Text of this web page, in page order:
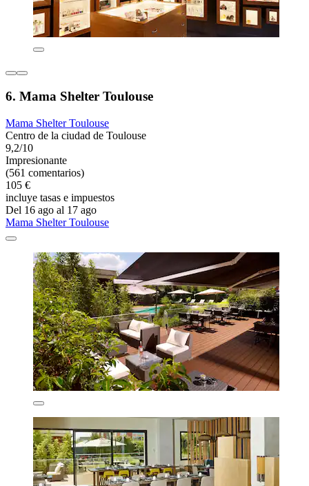
6. Mama Shelter Toulouse
Mama Shelter Toulouse
Centro de la ciudad de Toulouse
9,2/10
Impresionante
(561 comentarios)
105 €
incluye tasas e impuestos
Del 16 ago al 17 ago
Mama Shelter Toulouse